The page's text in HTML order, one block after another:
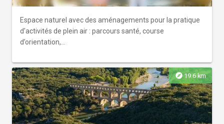
Espace naturel avec des aménagements pour la pratique
d'activités de plein air : parcours santé, course
d’orientation,...
explore19.6 km